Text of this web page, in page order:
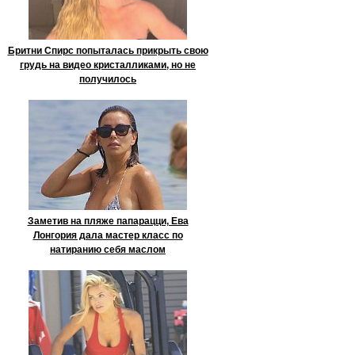
Бритни Спирс попыталась прикрыть свою
грудь на видео кристалликами, но не
получилось
Заметив на пляже папарацци, Ева
Лонгория дала мастер класс по
натиранию себя маслом